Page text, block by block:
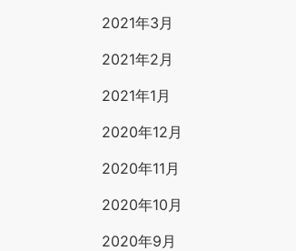
2021年3月
2021年2月
2021年1月
2020年12月
2020年11月
2020年10月
2020年9月